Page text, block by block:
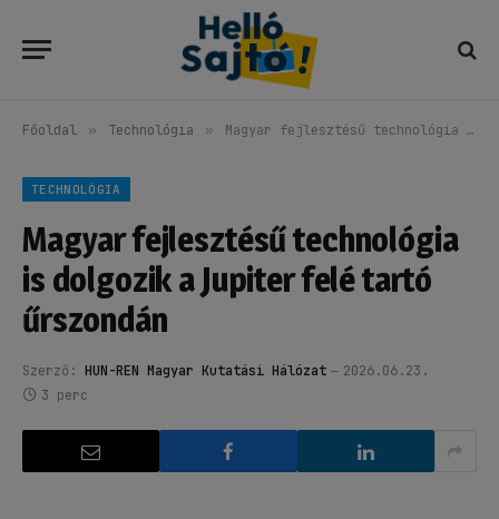
Főoldal » Technológia » Magyar fejlesztésű technológia is dolgozik a Jupiter felé tartó űrszondán
TECHNOLÓGIA
Magyar fejlesztésű technológia
is dolgozik a Jupiter felé tartó
űrszondán
Szerző: HUN-REN Magyar Kutatási Hálózat
2026.06.23.
3 perc